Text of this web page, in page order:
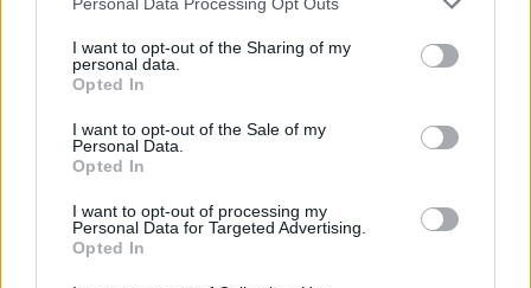
I want to opt-out of the Sharing of my
personal data.
Opted In
I want to opt-out of the Sale of my
Personal Data.
Opted In
I want to opt-out of processing my
Personal Data for Targeted Advertising.
Opted In
altrimenti anjo se lo sarebbe mangiato credendolo un
cioccolatino
Non ho mangiato nessun numero, che sia chiaro!
bella mescolata magari qualcuno chiude l'anno in